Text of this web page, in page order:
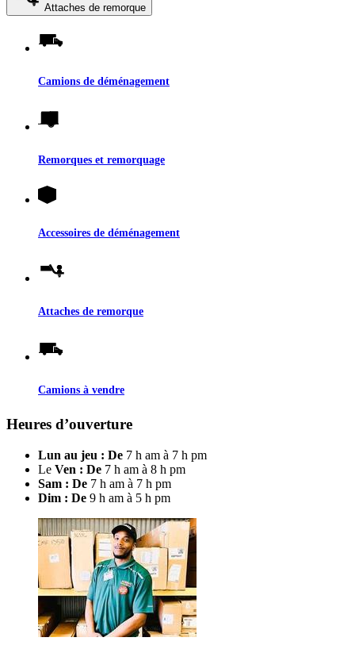
Attaches de remorque
Camions de déménagement
Remorques et remorquage
Accessoires de déménagement
Attaches de remorque
Camions à vendre
Heures d’ouverture
Lun au jeu : De 7 h am à 7 h pm
Le Ven : De 7 h am à 8 h pm
Sam : De 7 h am à 7 h pm
Dim : De 9 h am à 5 h pm